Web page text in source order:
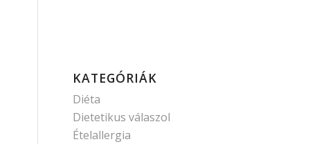
KATEGÓRIÁK
Diéta
Dietetikus válaszol
Ételallergia